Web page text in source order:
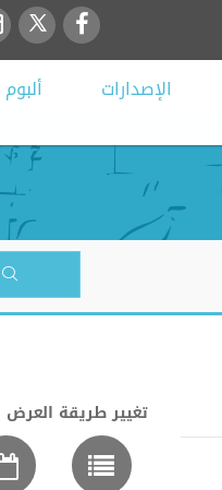
الإصدارات
تغيير طريقة العرض